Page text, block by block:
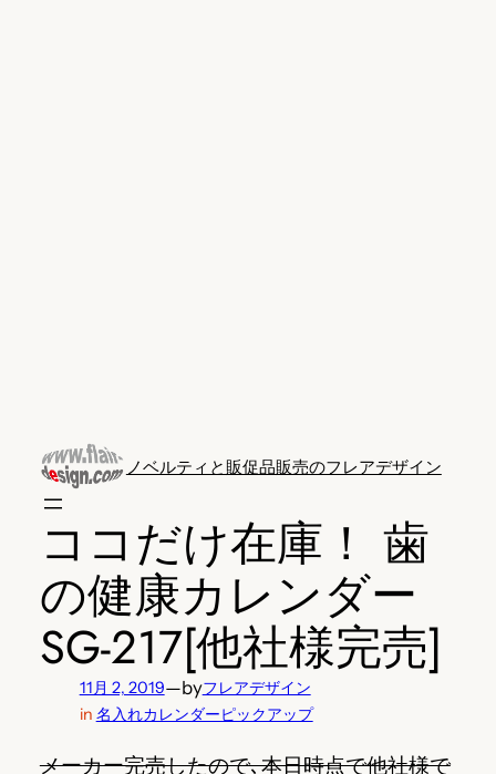
ノベルティと販促品販売のフレアデザイン
ココだけ在庫！ 歯
の健康カレンダー
SG-217[他社様完売]
11月 2, 2019—byフレアデザイン
in 名入れカレンダーピックアップ
メーカー完売したので､本日時点で他社様で